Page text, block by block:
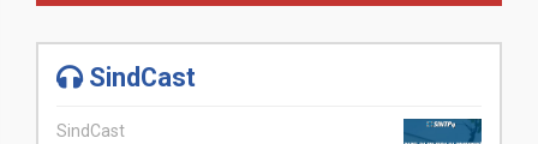
SindCast
SindCast